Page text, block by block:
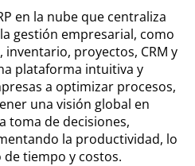
en la nube que centraliza
gestión empresarial, como
proyectos, CRM y
plataforma intuitiva y
a optimizar procesos,
una visión global en
toma de decisiones,
la productividad, lo
tiempo y costos.